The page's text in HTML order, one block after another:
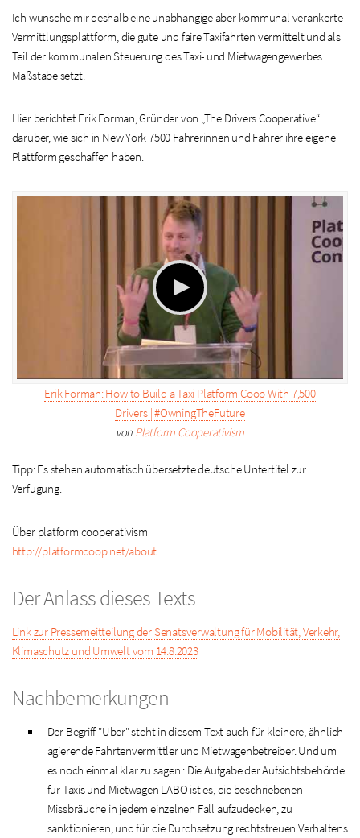
Ich wünsche mir deshalb eine unabhängige aber kommunal verankerte
Vermittlungsplattform, die gute und faire Taxifahrten vermittelt und als
Teil der kommunalen Steuerung des Taxi- und Mietwagengewerbes
Maßstäbe setzt.
Hier berichtet Erik Forman, Gründer von „The Drivers Cooperative“
darüber, wie sich in New York 7500 Fahrerinnen und Fahrer ihre eigene
Plattform geschaffen haben.
Erik Forman: How to Build a Taxi Platform Coop With 7,500
Drivers | #OwningTheFuture
von Platform Cooperativism
Tipp: Es stehen automatisch übersetzte deutsche Untertitel zur
Verfügung.
Über platform cooperativism
http://platformcoop.net/about
Der Anlass dieses Texts
Link zur Pressemeitteilung der Senatsverwaltung für Mobilität, Verkehr,
Klimaschutz und Umwelt vom 14.8.2023
Nachbemerkungen
Der Begriff "Uber" steht in diesem Text auch für kleinere, ähnlich
agierende Fahrtenvermittler und Mietwagenbetreiber. Und um
es noch einmal klar zu sagen : Die Aufgabe der Aufsichtsbehörde
für Taxis und Mietwagen LABO ist es, die beschriebenen
Missbräuche in jedem einzelnen Fall aufzudecken, zu
sanktionieren, und für die Durchsetzung rechtstreuen Verhaltens